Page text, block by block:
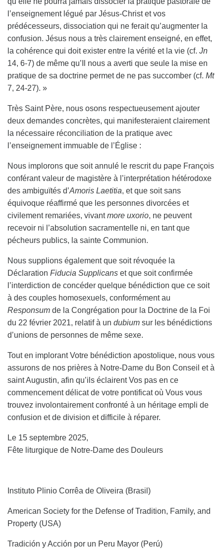
l’enseignement légué par Jésus-Christ et vos
prédécesseurs, dissociation qui ne ferait qu’augmenter la
confusion. Jésus nous a très clairement enseigné, en effet,
la cohérence qui doit exister entre la vérité et la vie (cf. Jn
14, 6-7) de même qu’Il nous a averti que seule la mise en
pratique de sa doctrine permet de ne pas succomber (cf. Mt
7, 24-27). »
Très Saint Père, nous osons respectueusement ajouter
deux demandes concrètes, qui manifesteraient clairement
la nécessaire réconciliation de la pratique avec
l’enseignement immuable de l’Église :
Nous implorons que soit annulé le rescrit du pape François
conférant valeur de magistère à l’interprétation hétérodoxe
des ambiguïtés d’Amoris Laetitia, et que soit sans
équivoque réaffirmé que les personnes divorcées et
civilement remariées, vivantmore uxorio, ne peuvent
recevoir ni l’absolution sacramentelle ni, en tant que
pécheurs publics, la sainte Communion.
Nous supplions également que soit révoquée la
Déclaration Fiducia Supplicans et que soit confirmée
l’interdiction de concéder quelque bénédiction que ce soit
à des couples homosexuels, conformément au
Responsum de la Congrégation pour la Doctrine de la Foi
du 22 février 2021, relatif à un dubium sur les bénédictions
d’unions de personnes de même sexe.
Tout en implorant Votre bénédiction apostolique, nous vous
assurons de nos prières à Notre-Dame du Bon Conseil et à
saint Augustin, afin qu’ils éclairent Vos pas en ce
commencement délicat de votre pontificat où Vous vous
trouvez involontairement confronté à un héritage empli de
confusion et de division et difficile à réparer.
Le 15 septembre 2025,
Fête liturgique de Notre-Dame des Douleurs
Instituto Plinio Corrêa de Oliveira (Brasil)
American Society for the Defense of Tradition, Family, and
Property (USA)
Tradición y Acción por un Peru Mayor (Perú)